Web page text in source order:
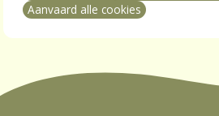
Aanvaard alle cookies